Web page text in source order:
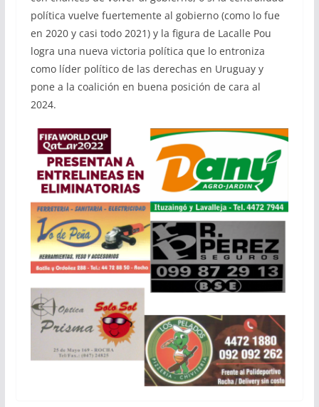
política vuelve fuertemente al gobierno (como lo fue
en 2020 y casi todo 2021) y la figura de Lacalle Pou
logra una nueva victoria política que lo entroniza
como líder político de las derechas en Uruguay y
pone a la coalición en buena posición de cara al
2024.